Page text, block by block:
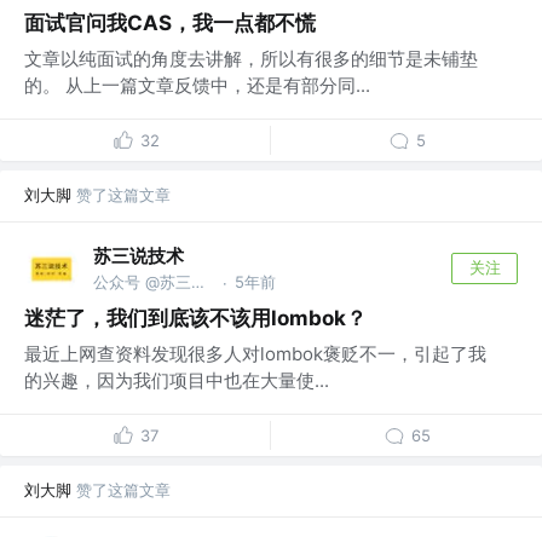
面试官问我CAS，我一点都不慌
文章以纯面试的角度去讲解，所以有很多的细节是未铺垫
的。 从上一篇文章反馈中，还是有部分同...
32 5
刘大脚 赞了这篇文章
苏三说技术
公众号 @苏三说技术｜susan.net.cn · 5年前
关注
迷茫了，我们到底该不该用lombok？
最近上网查资料发现很多人对lombok褒贬不一，引起了我
的兴趣，因为我们项目中也在大量使...
37 65
刘大脚 赞了这篇文章